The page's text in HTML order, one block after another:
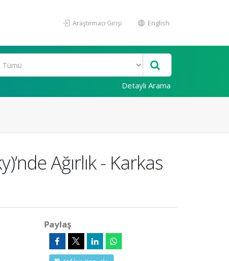
Araştırmacı Girişi English
Detaylı Arama
Ağırlık - Karkas
Paylaş